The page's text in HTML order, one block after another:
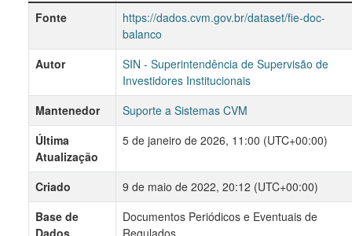
Fonte
https://dados.cvm.gov.br/dataset/fie-doc-
balanco
Autor
SIN - Superintendência de Supervisão de
Investidores Institucionais
Mantenedor
Suporte a Sistemas CVM
Última
Atualização
5 de janeiro de 2026, 11:00 (UTC+00:00)
Criado
9 de maio de 2022, 20:12 (UTC+00:00)
Base de
Dados
Documentos Periódicos e Eventuais de
Regulados